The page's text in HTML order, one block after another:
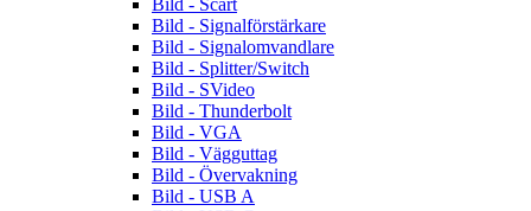
Bild - Scart
Bild - Signalförstärkare
Bild - Signalomvandlare
Bild - Splitter/Switch
Bild - SVideo
Bild - Thunderbolt
Bild - VGA
Bild - Vägguttag
Bild - Övervakning
Bild - USB A